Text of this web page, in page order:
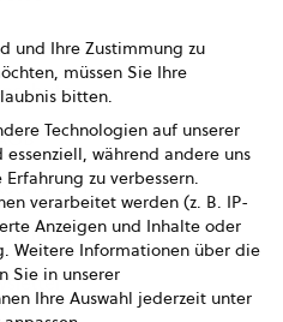
GmbH
und Ihre Zustimmung zu
müssen Sie Ihre
bitten.
Technologien auf unserer
während andere uns
zu verbessern.
verarbeitet werden (z. B. IP-
Anzeigen und Inhalte oder
Weitere Informationen über die
Sie in unserer
Ihre Auswahl jederzeit unter